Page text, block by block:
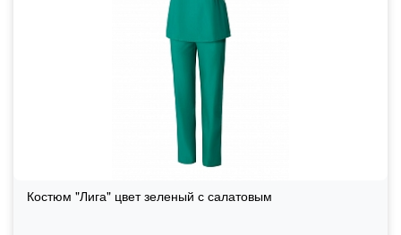
Костюм "Лига" цвет зеленый с салатовым